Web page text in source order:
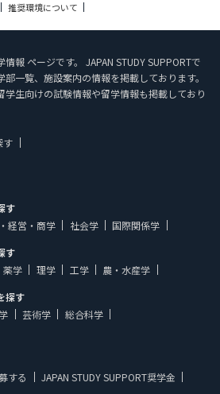
推奨環境について
報 ページです。 JAPAN STUDY SUPPORTで
一覧、施設案内の情報を掲載しております。
学生向けの試験情報や留学情報も掲載しており
す
す
経営・商学 社会学
国際関係学
す
薬学 理学 工学
農・水産学
探す
芸術学 総合科学
する JAPAN STUDY SUPPORT奨学金